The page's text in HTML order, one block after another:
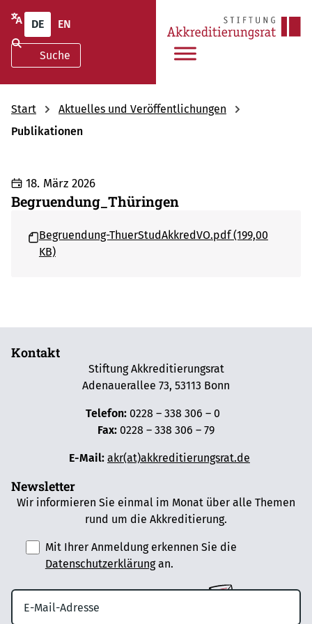
DE EN
Start
Aktuelles und Veröffentlichungen
Publikationen
18. März 2026
Begruendung_Thüringen
Begruendung-ThuerStudAkkredVO.pdf (199,00
KB)
Kontakt
Stiftung Akkreditierungsrat
Adenauerallee 73, 53113 Bonn
Telefon:0228 – 338 306 – 0
Fax: 0228 – 338 306 – 79
E-Mail: akr(at)akkreditierungsrat.de
Newsletter
Wir informieren Sie einmal im Monat über alle Themen
rund um die Akkreditierung.
Mit Ihrer Anmeldung erkennen Sie die
Datenschutzerklärungan.